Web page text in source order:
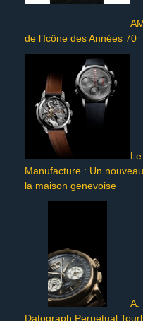
de l’Icône des Années 70
Manufacture : Un
la maison genevoise
A.
Datograph Perpetual